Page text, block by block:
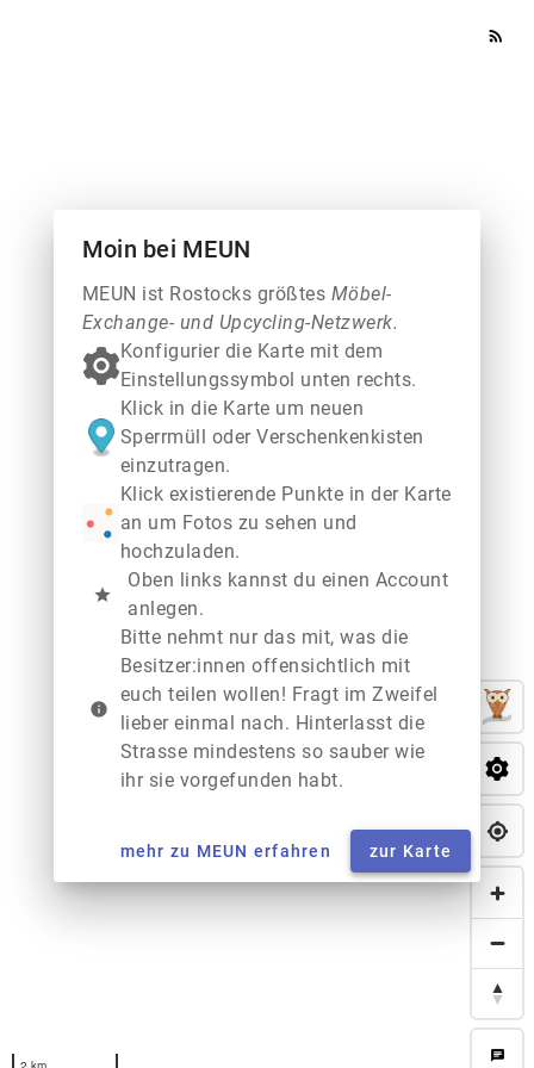
rss_feed
chat
Moin bei MEUN
MEUN ist Rostocks größtes Möbel-
Exchange- und Upcycling-Netzwerk.
Konfigurier die Karte mit dem
Einstellungssymbol unten rechts.
Klick in die Karte um neuen
Sperrmüll oder Verschenkenkisten
einzutragen.
Klick existierende Punkte in der Karte
an um Fotos zu sehen und
hochzuladen.
star
Oben links kannst du einen Account
anlegen.
info
Bitte nehmt nur das mit, was die
Besitzer:innen offensichtlich mit
euch teilen wollen! Fragt im Zweifel
lieber einmal nach. Hinterlasst die
Strasse mindestens so sauber wie
ihr sie vorgefunden habt.
mehr zu MEUN erfahren zur Karte